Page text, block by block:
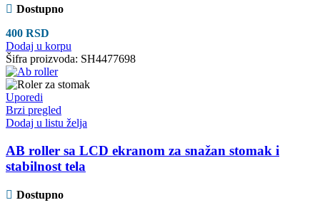
Dostupno
400 RSD
Dodaj u korpu
Šifra proizvoda: SH4477698
Uporedi
Brzi pregled
Dodaj u listu želja
AB roller sa LCD ekranom za snažan stomak i
stabilnost tela
Dostupno